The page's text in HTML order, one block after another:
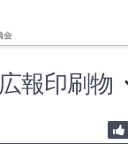
広報印刷物